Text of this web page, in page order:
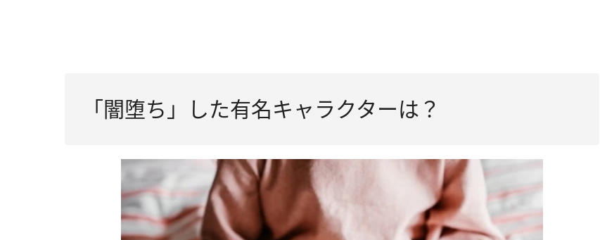
「闇堕ち」した有名キャラクターは？